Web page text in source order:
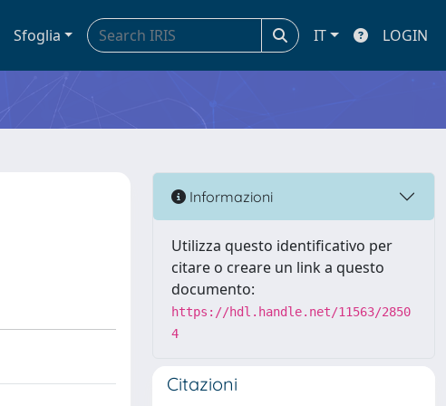
Sfoglia IT LOGIN
Informazioni
Utilizza questo identificativo per
citare o creare un link a questo
documento:
https://hdl.handle.net/11563/2850
4
Citazioni